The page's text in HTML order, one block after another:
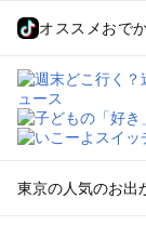
オススメおで
東京の人気のお出